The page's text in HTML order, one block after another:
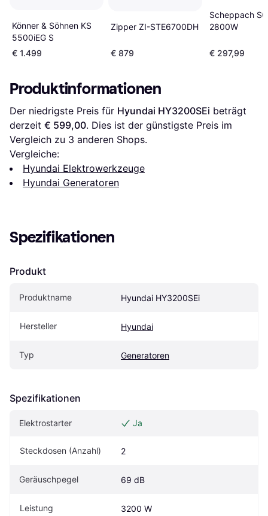
Könner & Söhnen KS
5500iEG S
€ 1.499
Zipper ZI-STE6700DH
€ 879
Scheppach
2800W
€ 297,99
Produktinformationen
Der niedrigste Preis für Hyundai HY3200SEi beträgt
derzeit € 599,00. Dies ist der günstigste Preis im
Vergleich zu 3 anderen Shops.
Vergleiche:
Hyundai Elektrowerkzeuge
Hyundai Generatoren
Spezifikationen
Produkt
Produktname Hyundai HY3200SEi
Hersteller Hyundai
Typ Generatoren
Spezifikationen
Elektrostarter Ja
Steckdosen (Anzahl) 2
Geräuschpegel 69 dB
Leistung 3200 W